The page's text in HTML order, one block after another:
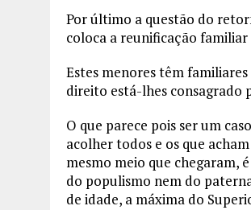
Por último a questão do
coloca a reunificação
Estes menores têm familiares
direito está-lhes consagrado
O que parece pois ser um
acolher todos e os que
mesmo meio que chegaram,
do populismo nem do
de idade, a máxima do